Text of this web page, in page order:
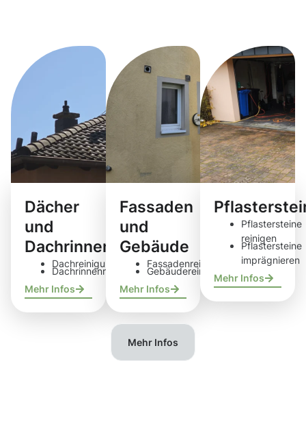
Dächer
und
Dachrinnen
Dachreinigung
Dachrinnenreinigung
Mehr Infos
Fassaden
und
Gebäude
Fassadenreinigung
Gebäudereinigung
Mehr Infos
Pflastersteine
reinigen
Pflastersteine
imprägnieren
Mehr Infos
Mehr Infos